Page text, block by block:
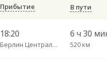
Прибытие В пути
18:20
Берлин Центральный АВ
6 ч 30
520 км